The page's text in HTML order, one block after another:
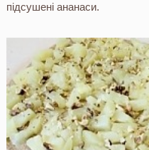
підсушені ананаси.